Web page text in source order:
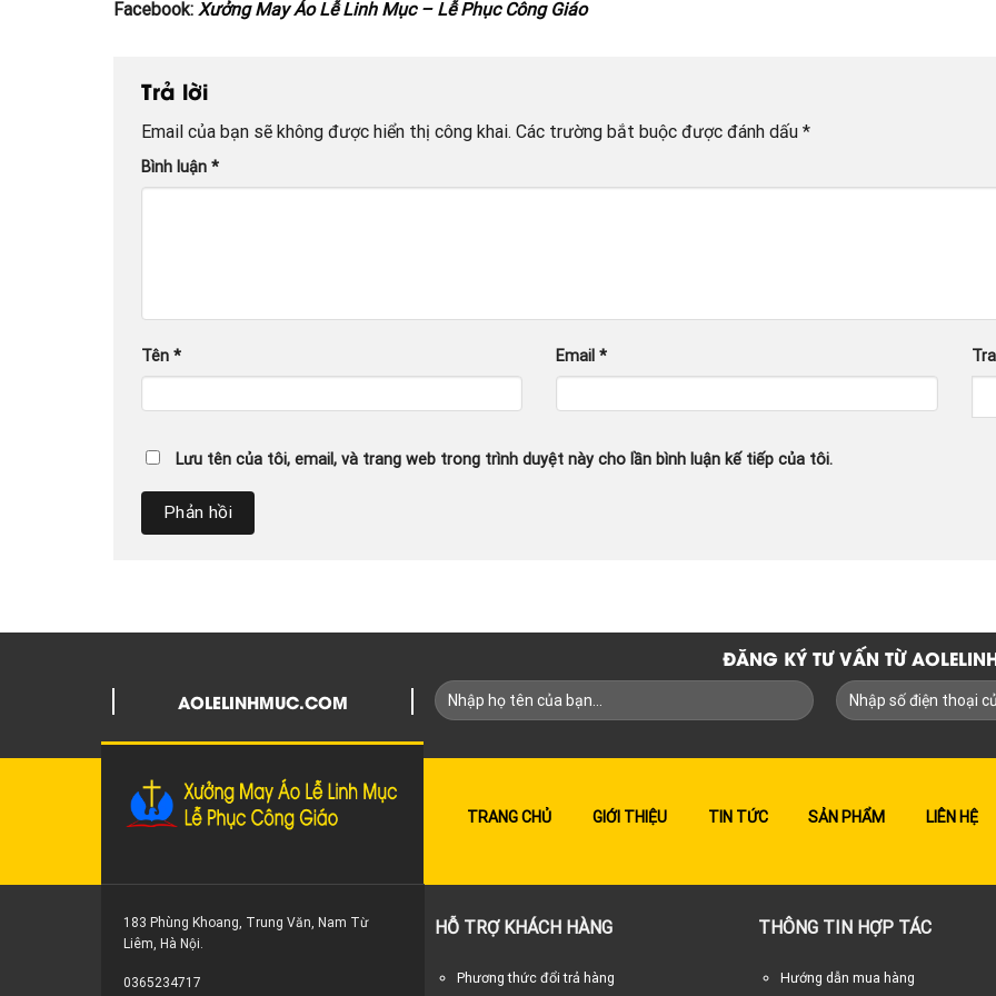
Facebook: Xưởng May Áo Lễ Linh Mục – Lễ Phục Công Giáo
Trả lời
Email của bạn sẽ không được hiển thị công khai. Các trường bắt buộc được đánh dấu *
Bình luận *
Tên * Email*
Lưu tên của tôi, email, và trang web trong trình duyệt này cho lần bình luận kế tiếp của tôi.
AOLELINHMUC.COM
ĐĂNG KÝ TƯ VẤN TỪ
TRANG CHỦ GIỚI THIỆU TIN TỨC SẢN PHẨM LIÊN HỆ
183 Phùng Khoang, Trung Văn, Nam Từ
Liêm, Hà Nội.
0365234717
HỖ TRỢ KHÁCH HÀNG
Phương thức đổi trả hàng
THÔNG TIN HỢP TÁC
Hướng dẫn mua hàng